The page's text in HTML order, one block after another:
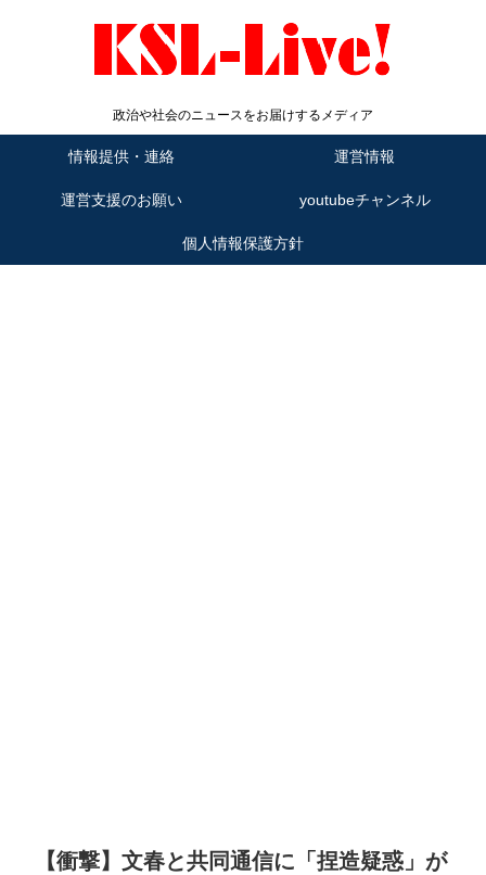
政治や社会のニュースをお届けするメディア
情報提供・連絡 運営情報
運営支援のお願い youtubeチャンネル
個人情報保護方針
【衝撃】文春と共同通信に「捏造疑惑」が